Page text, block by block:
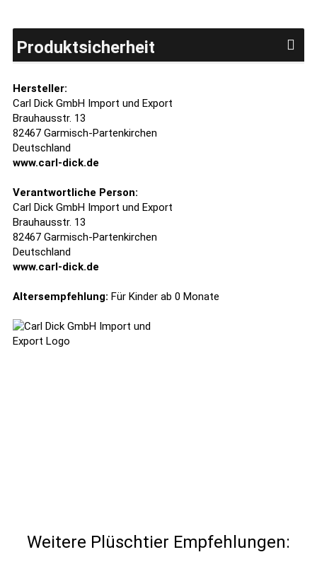
Produktsicherheit
Hersteller:
Carl Dick GmbH Import und Export
Brauhausstr. 13
82467 Garmisch-Partenkirchen
Deutschland
www.carl-dick.de
Verantwortliche Person:
Carl Dick GmbH Import und Export
Brauhausstr. 13
82467 Garmisch-Partenkirchen
Deutschland
www.carl-dick.de
Altersempfehlung: Für Kinder ab 0 Monate
Weitere Plüschtier Empfehlungen: